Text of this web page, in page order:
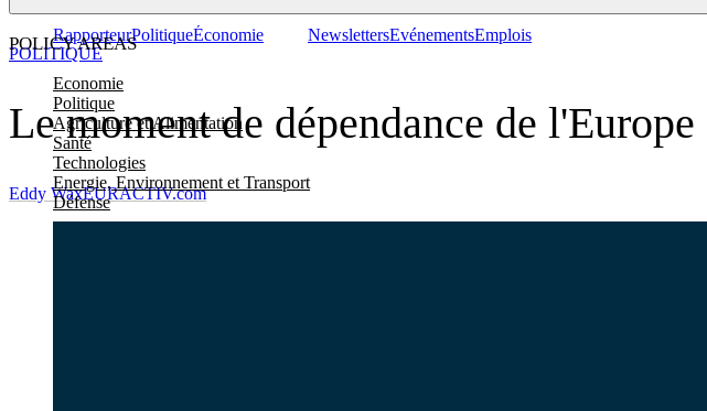
POLICY AREAS
Economie
Politique
Agriculture et Alimentation
Santé
Technologies
Energie, Environnement et Transport
Défense
RapporteurPolitiqueÉconomie NewslettersEvénementsEmplois
Le moment de dépendance de l'Europe
POLITIQUE
Eddy WaxEURACTIV.com